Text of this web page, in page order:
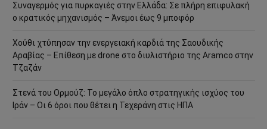
Συναγερμός για πυρκαγιές στην Ελλάδα: Σε πλήρη επιφυλακή
ο κρατικός μηχανισμός – Άνεμοι έως 9 μποφόρ
Χούθι χτύπησαν την ενεργειακή καρδιά της Σαουδικής
Αραβίας – Επίθεση με drone στο διυλιστήριο της Aramco στην
Τζαζάν
Στενά του Ορμούζ: Το μεγάλο όπλο στρατηγικής ισχύος του
Ιράν – Οι 6 όροι που θέτει η Τεχεράνη στις ΗΠΑ